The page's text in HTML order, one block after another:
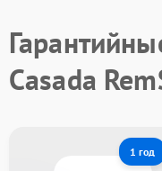
Casada
1 год